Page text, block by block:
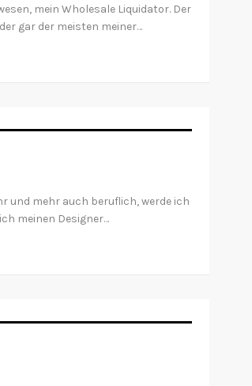
mein Wholesale Liquidator. Der
gar der meisten meiner…
und mehr auch beruflich, werde ich
meinen Designer…